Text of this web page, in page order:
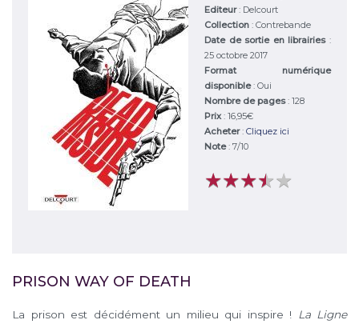
Editeur: Delcourt
Collection : Contrebande
Date de sortie en librairies :
25 octobre 2017
Format numérique
disponible: Oui
Nombre de pages: 128
Prix: 16,95€
Acheter: Cliquez ici
Note: 7/10
★★★★★
★★★★★
PRISON WAY OF DEATH
La prison est décidément un milieu qui inspire !
La Ligne